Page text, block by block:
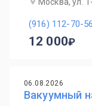
(916) 112-70-56
12 000
06.08.2026
Вакуумный